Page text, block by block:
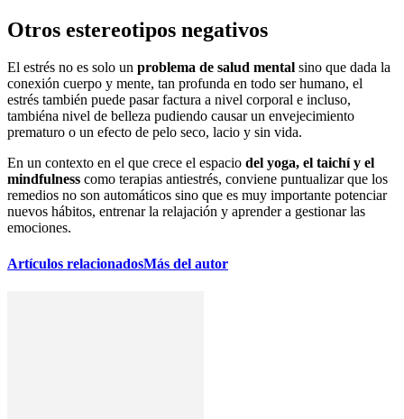
Otros estereotipos negativos
El estrés no es solo un problema de salud mental sino que dada la
conexión cuerpo y mente, tan profunda en todo ser humano, el
estrés también puede pasar factura a nivel corporal e incluso,
tambiéna nivel de belleza pudiendo causar un envejecimiento
prematuro o un efecto de pelo seco, lacio y sin vida.
En un contexto en el que crece el espacio del yoga, el taichí y el
mindfulness como terapias antiestrés, conviene puntualizar que los
remedios no son automáticos sino que es muy importante potenciar
nuevos hábitos, entrenar la relajación y aprender a gestionar las
emociones.
Artículos relacionadosMás del autor